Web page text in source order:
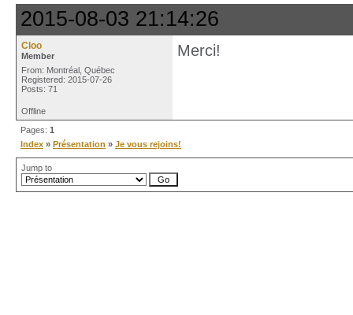
2015-08-03 21:14:26
Cloo
Member
From: Montréal, Québec
Registered: 2015-07-26
Posts: 71
Merci!
Offline
Pages: 1
Index » Présentation » Je vous rejoins!
Jump to